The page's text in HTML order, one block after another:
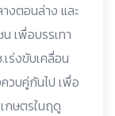
งตอนล่าง และ
เพื่อบรรเทา
ร่งขับเคลื่อน
วบคู่กันไป เพื่อ
กษตรในฤดู